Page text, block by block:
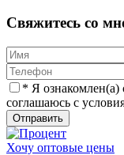
Cвяжитесь со
* Я ознакомлен(а)
соглашаюсь с
Отправить
Хочу оптовые цены